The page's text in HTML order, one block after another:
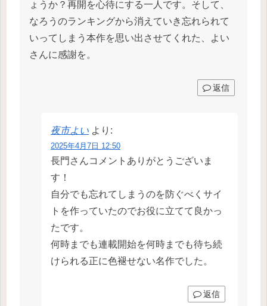
ょうか？再開を心待にする一人です。そして、
なろうのランキングから消えていき忘れられて
いってしまう本作を思い出させてくれた、よい
さんに感謝を。
返信
夜市よい より:
2025年4月7日 12:50
長門さんコメントありがとうございま
す！
自分でも忘れてしまうのを防ぐべくサイ
トを作っていたのでお役に立てて良かっ
たです。
何時までも連載開始を何時までも待ち続
けられる正に色褪せない名作でした。
返信